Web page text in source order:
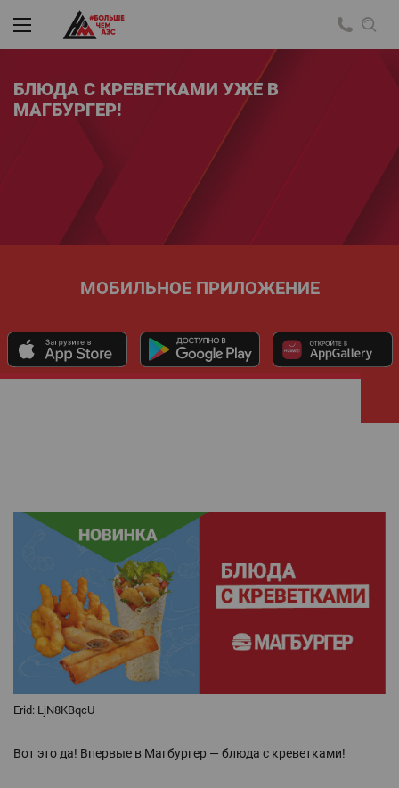
БЛЮДА С КРЕВЕТКАМИ УЖЕ В
МАГБУРГЕР!
МОБИЛЬНОЕ ПРИЛОЖЕНИЕ
Erid: LjN8KBqcU
Вот это да! Впервые в Магбургер — блюда с креветками!